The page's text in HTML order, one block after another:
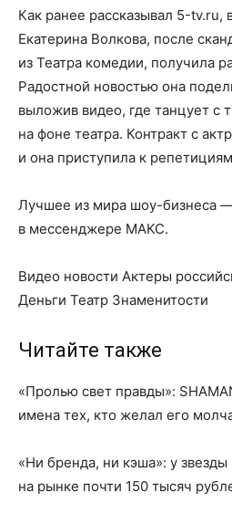
Как ранее рассказывал 5-tv.ru,
Екатерина Волкова, после
из Театра комедии, получила
Радостной новостью она
выложив видео, где танцует с
на фоне театра. Контракт с
и она приступила к
Лучшее из мира шоу-бизнеса —
в мессенджере МАКС.
Видео новости Актеры
Деньги Театр Знаменитости
Читайте также
«Пролью свет правды»:
имена тех, кто желал его
«Ни бренда, ни кэша»: у
на рынке почти 150 тысяч